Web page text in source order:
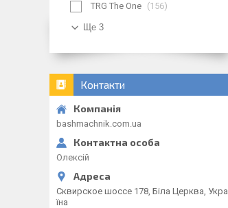
TRG The One 156
Ще 3
Контакти
bashmachnik.com.ua
Олексій
Сквирское шоссе 178, Біла Церква, Укра
їна